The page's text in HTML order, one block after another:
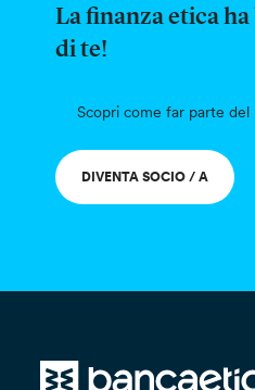
La finanza etica
di te!
Scopri come far parte
DIVENTA SOCIO / A